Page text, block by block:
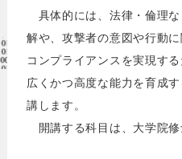
具体的には、法律・倫理
解や、攻撃者の意図や行動
コンプライアンスを実現す
広くかつ高度な能力を育成
講します。
開講する科目は、大学院修